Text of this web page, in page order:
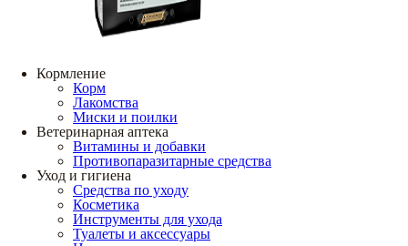
Кормление
Корм
Лакомства
Миски и поилки
Ветеринарная аптека
Витамины и добавки
Противопаразитарные средства
Уход и гигиена
Средства по уходу
Косметика
Инструменты для ухода
Туалеты и аксессуары